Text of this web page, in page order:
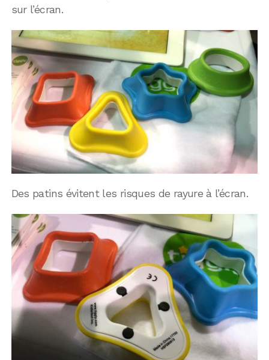
sur l’écran.
Des patins évitent les risques de rayure à l’écran.